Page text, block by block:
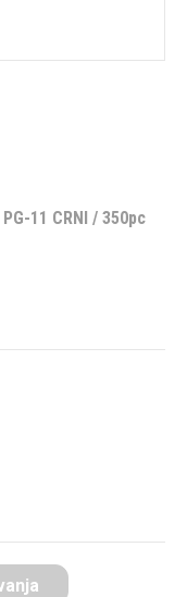
PG-11 CRNI / 350pc